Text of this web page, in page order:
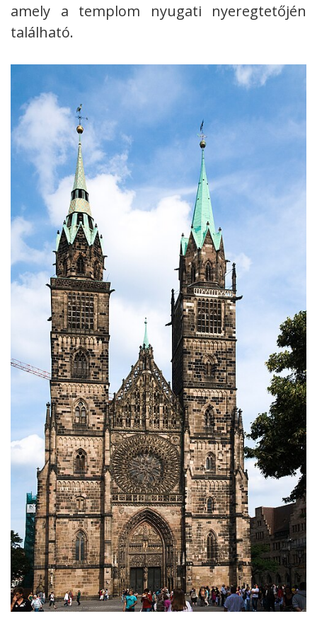
amely a templom nyugati nyeregtetőjén
található.